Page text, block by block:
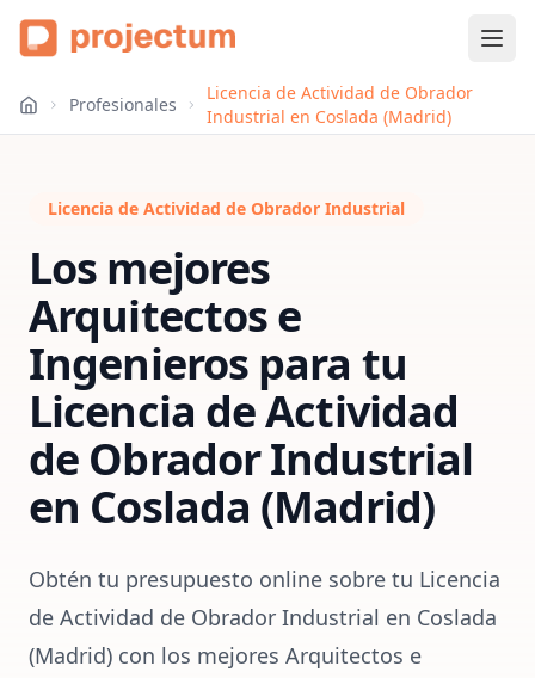
Profesionales
Licencia de Actividad de Obrador
Industrial en Coslada (Madrid)
Licencia de Actividad de Obrador Industrial
Los mejores
Arquitectos e
Ingenieros para tu
Licencia de Actividad
de Obrador Industrial
en Coslada (Madrid)
Obtén tu presupuesto online sobre tu Licencia
de Actividad de Obrador Industrial en Coslada
(Madrid) con los mejores Arquitectos e